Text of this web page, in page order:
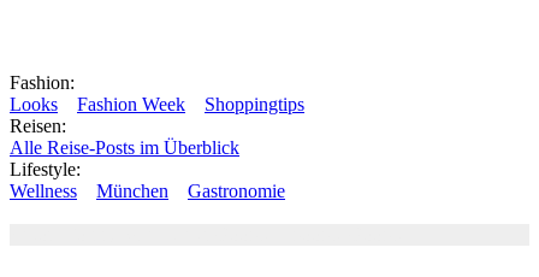
Fashion:
Looks
Fashion Week
Shoppingtips
Reisen:
Alle Reise-Posts im Überblick
Lifestyle:
Wellness
München Gastronomie